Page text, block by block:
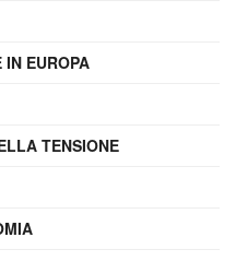
IN EUROPA
TENSIONE